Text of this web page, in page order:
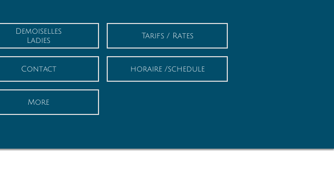
Demoiselles
Ladies
Tarifs / Rates
Contact horaire /schedule
More